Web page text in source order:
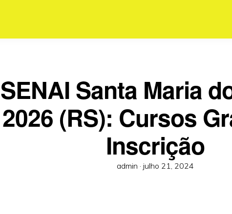
SENAI Santa Maria
2026 (RS): Cursos
Inscrição
admin · Posted
julho 21, 2024